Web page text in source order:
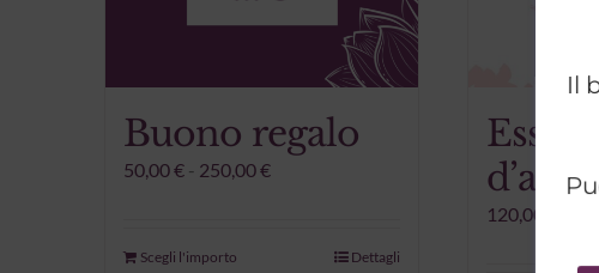
Buono regalo
50,00€ - 250,00€Fascia
Scegli l'importo Dettagli
120,00
Il